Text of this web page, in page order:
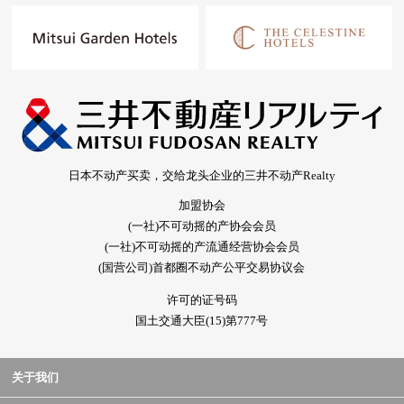
日本不动产买卖，交给龙头企业的三井不动产Realty
加盟协会
(一社)不可动摇的产协会会员
(一社)不可动摇的产流通经营协会会员
(国营公司)首都圈不动产公平交易协议会
许可的证号码
国土交通大臣(15)第777号
关于我们